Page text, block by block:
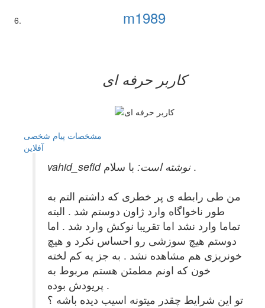
m1989
کاربر حرفه ای
مشخصات پیام شخصی
آفلاين
vahid_sefid نوشته است:با سلام .
من طی رابطه ی پر خطری که داشتم التم به
طور ناخواگاه وارد ژاون دوستم شد . البته
تماما وارد نشد اما تقریبا نوکش وارد شد . اما
دوستم هیچ سوزشی رو احساس نکرد و هیچ
خونریزی هم مشاهده نشد . به جز یه کم لخته
خون که اونم مطمئن هستم مربوط به
پریودش بوده .
تو این شرایط چقدر میتونه اسیب دیده باشه ؟